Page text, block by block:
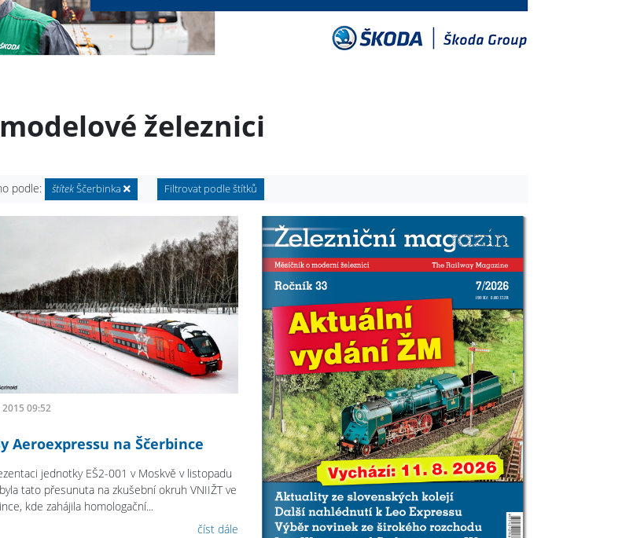
železnici
podle:
štítekŠčerbinka Filtrovat podle štítků
2015 09:52
Aeroexpressu na Ščerbince
jednotky EŠ2-001 v Moskvě v listopadu
tato přesunuta na zkušební okruh VNIIŽT ve
kde zahájila homologační...
číst dále